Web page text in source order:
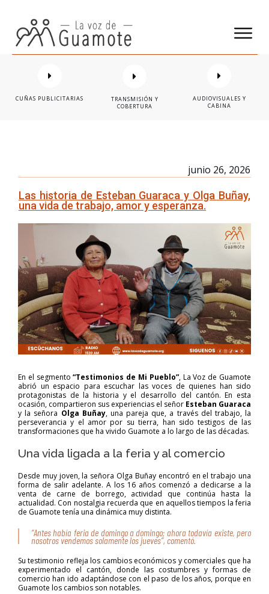
CUÑAS PUBLICITARIAS
TRANSMISIÓN Y
COBERTURA
AUDIOVISUALES Y
CABINA
junio 26, 2026
Las historia de Esteban Guaraca y Olga Buñay,
una vida de trabajo, amor y esperanza.
En el segmento“Testimonios de Mi Pueblo”, La Voz de Guamote
abrió un espacio para escuchar las voces de quienes han sido
protagonistas de la historia y el desarrollo del cantón. En esta
ocasión, compartieron sus experiencias el señor Esteban Guaraca
y la señora Olga Buñay, una pareja que, a través del trabajo, la
perseverancia y el amor por su tierra, han sido testigos de las
transformaciones que ha vivido Guamote a lo largo de las décadas.
Una vida ligada a la feria y al comercio
Desde muy joven, la señora Olga Buñay encontró en el trabajo una
forma de salir adelante. A los 16 años comenzó a dedicarse a la
venta de carne de borrego, actividad que continúa hasta la
actualidad. Con nostalgia recuerda que en aquellos tiempos la feria
de Guamote tenía una dinámica muy distinta.
“Antes había feria de domingo a domingo; ahora todavía existe, pero
nosotros vendemos solamente los jueves”, comentó.
Su testimonio refleja los cambios económicos y comerciales que ha
experimentado el cantón, donde las costumbres y formas de
comercio han ido adaptándose con el paso de los años, porque en
Guamote los cambios son notables.